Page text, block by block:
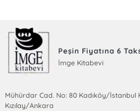
Peşin Fiyatına 6
İmge Kitabevi
Mühürdar Cad. No: 80 Kadıköy/İstanbul
Kızılay/Ankara